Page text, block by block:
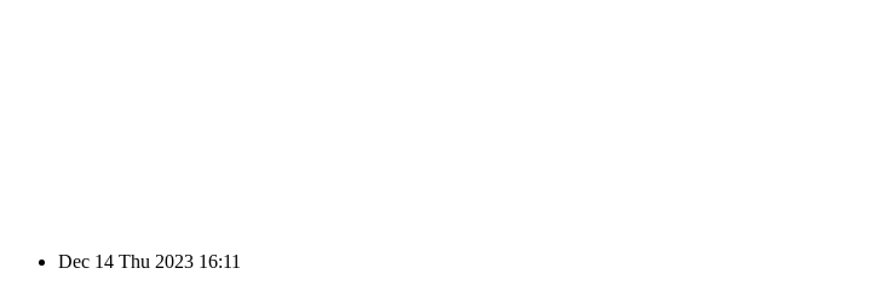
Dec 14 Thu 2023 16:11